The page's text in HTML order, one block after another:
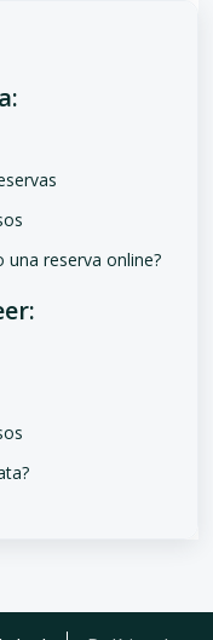
una reserva online?